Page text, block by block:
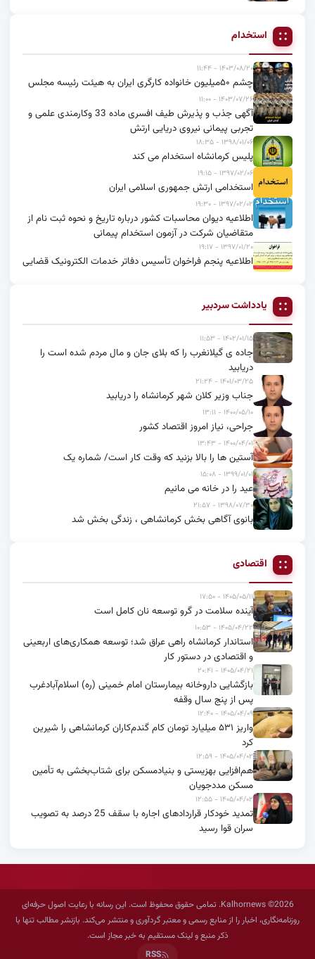
استخدام
۱۴۰۳/۰۸/۲۰ - ۱۱:۴۴
چشم ۵۰میلیون خانواده کارگری ایران به هیئت رئیسه مجلس
۱۴۰۳/۰۷/۲۶ - ۱۱:۰۰
آگهی جذب و پذیرش طیف افسری ماده 33 وکارمندی علمی و
تجربی پیمانی نیروی دریایی ارتش
۱۳۹۸/۰۱/۰۶ - ۱۸:۳۵
پلیس کرمانشاه استخدام می کند
۱۳۹۷/۰۲/۰۶ - ۱۹:۱۵
استخدامی ارتش جمهوری اسلامی ایران
۱۳۹۷/۰۲/۰۲ - ۱۹:۳۰
اطلاعیه دیوان محاسبات کشور درباره تاریخ و نحوه ثبت نام از
متقاضیان شرکت در آزمون استخدام پیمانی
۱۳۹۷/۰۱/۲۰ - ۱۹:۱۷
اطلاعیه پنجم فراخوان تأسیس دفاتر خدمات الکترونیک قضایی
یادداشت سردبیر
۱۴۰۲/۰۱/۱۵ - ۱۱:۵۳
جاده ی گیلانغرب را که بلای جان و مال مردم شده است را
دریابید
۱۴۰۱/۰۳/۲۵ - ۲۱:۲۴
جناب وزیر کلان شهر کرمانشاه را دریابید
۱۴۰۰/۰۵/۱۰ - ۱۳:۱۱
جراحی، نیاز امروز اقتصاد کشور
۱۴۰۰/۰۴/۰۱ - ۱۳:۴۳
آستین ها را بالا بزنید که وقت کار است/ شماره یک
۱۳۹۹/۰۱/۰۱ - ۱۵:۰۸
عید را در خانه می مانیم
۱۳۹۸/۰۷/۳۰ - ۲۱:۵۷
بانوی آگاهی بخش کرمانشاهی ، زندگی بخش شد
اقتصادی
۱۴۰۵/۰۵/۱۱ - ۱۷:۵۰
آینده سلامت در گرو توسعه نان کامل است
۱۴۰۵/۰۴/۲۲ - ۱۰:۵۳
استاندار کرمانشاه راهی عراق شد؛ توسعه همکاری‌های اربعینی
و اقتصادی در دستور کار
۱۴۰۵/۰۴/۲۱ - ۲۰:۴۱
بازگشایی داروخانه بیمارستان امام خمینی (ره) اسلام‌آبادغرب
پس از پنج سال وقفه
۱۴۰۵/۰۴/۰۹ - ۱۲:۴۰
واریز ۵۳۱ میلیارد تومان کام گندم‌کاران کرمانشاهی را شیرین
کرد
۱۴۰۵/۰۴/۰۲ - ۱۲:۵۹
هم‌افزایی بهزیستی و بنیادمسکن برای شتاب‌بخشی به تأمین
مسکن مددجویان
۱۴۰۵/۰۴/۰۲ - ۱۲:۵۵
تمدید خودکار قراردادهای اجاره با سقف 25 درصد به تصویب
سران قوا رسید
2026© Kalhornews. تمامی حقوق محفوظ است. این رسانه با رعایت اصول حرفه‌ای
روزنامه‌نگاری، اخبار را از منابع رسمی و معتبر گردآوری و منتشر می‌کند. بازنشر مطالب تنها با
ذکر منبع و لینک مستقیم به خبر مجاز است.
RSS